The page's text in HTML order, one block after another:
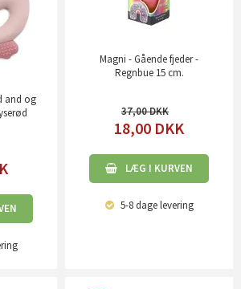
and og
Magni - Gående fjeder -
Regnbue 15 cm.
37,00
18,00 DKK
LÆG I KURVEN
5-8 dagelevering